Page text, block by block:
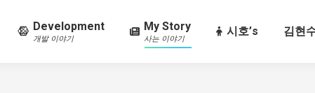
Development
개발 이야기
My Story
사는 이야기
시호’s 김현